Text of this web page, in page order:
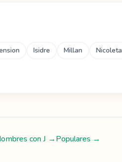
Isidre Millan Nicoleta
conJ →Populares →